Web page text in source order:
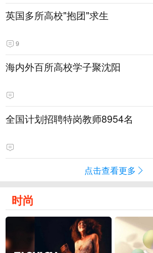
英国多所高校"抱团"求生
9
海内外百所高校学子聚沈阳
全国计划招聘特岗教师8954名
点击查看更多
时尚